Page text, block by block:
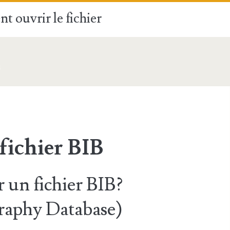
ouvrir le fichier
BIB
fichier BIB?
Database)